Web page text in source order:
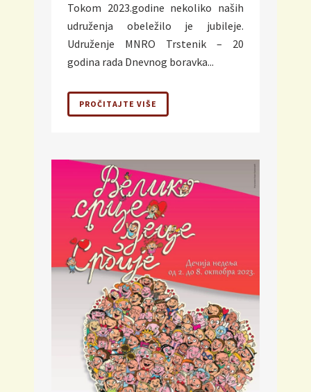
Tokom 2023.godine nekoliko naših
udruženja obeležilo je jubileje.
Udruženje MNRO Trstenik – 20
godina rada Dnevnog boravka...
PROČITAJTE VIŠE